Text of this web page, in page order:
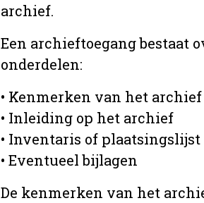
archief.
Een archieftoegang bestaat
onderdelen:
• Kenmerken van het archief
• Inleiding op het archief
• Inventaris of plaatsingslijst
• Eventueel bijlagen
De kenmerken van het